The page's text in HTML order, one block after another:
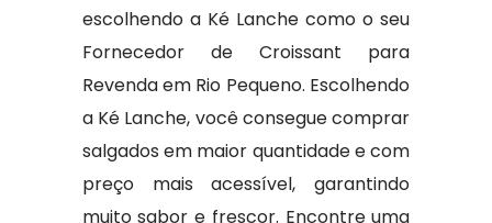
escolhendo a Ké Lanche como o seu
Fornecedor de Croissant para
Revenda em Rio Pequeno. Escolhendo
a Ké Lanche, você consegue comprar
salgados em maior quantidade e com
preço mais acessível, garantindo
muito sabor e frescor. Encontre uma